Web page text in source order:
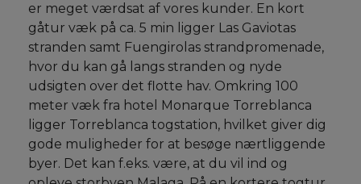
er meget værdsat af vores kunder. En kort
gåtur væk på ca. 5 min ligger Las Gaviotas
stranden samt Fuengirolas strandpromenade,
hvor du kan gå langs stranden og nyde
udsigten over det flotte hav. Omkring 100
meter væk fra hotel Monarque Torreblanca
ligger Torreblanca togstation, hvilket giver dig
gode muligheder for at besøge nærtliggende
byer. Det kan f.eks. være, at du vil ind og